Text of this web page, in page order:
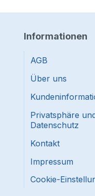
Informationen
AGB
Über uns
Privatsphäre
Datenschutz
Kontakt
Impressum
Cookie-